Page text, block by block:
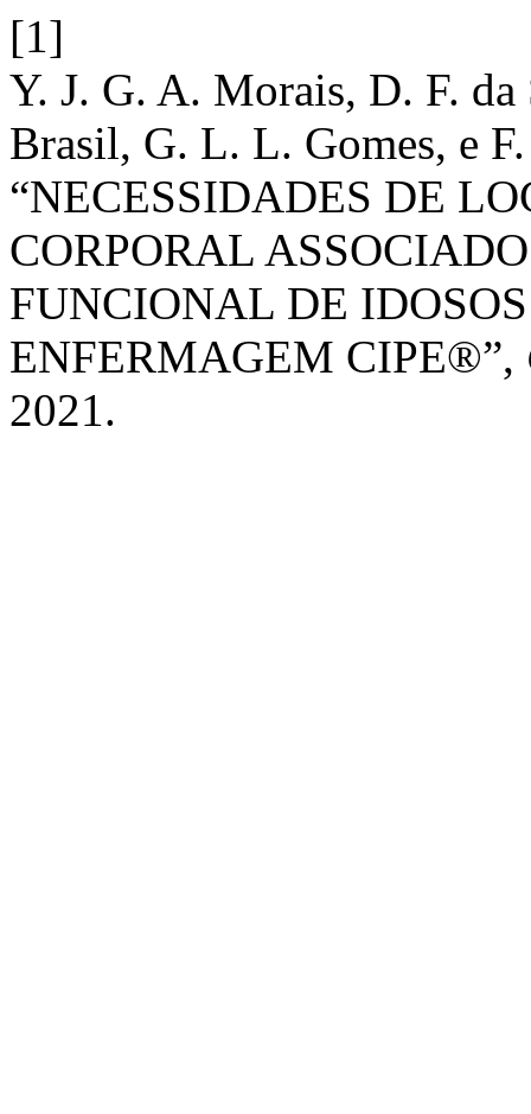
[1]
Y. J. G. A. Morais, D. F.
Brasil, G. L. L. Gomes, e
“NECESSIDADES DE
CORPORAL
FUNCIONAL DE
ENFERMAGEM CIPE®”,
2021.